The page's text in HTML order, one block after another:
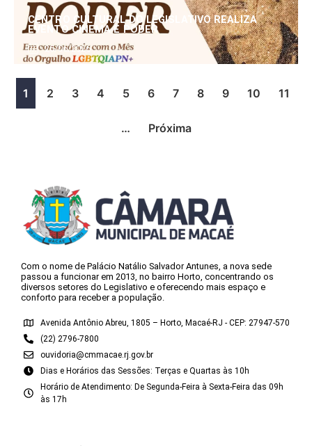
CENTRO CULTURAL DO LEGISLATIVO REALIZA
EVENTO CINEMA E PODER
25/06/2026
1 2 3 4 5 6 7 8 9 10 11
… Próxima
Com o nome de Palácio Natálio Salvador Antunes, a nova sede
passou a funcionar em 2013, no bairro Horto, concentrando os
diversos setores do Legislativo e oferecendo mais espaço e
conforto para receber a população.
Avenida Antônio Abreu, 1805 – Horto, Macaé-RJ - CEP: 27947-570
(22) 2796-7800
ouvidoria@cmmacae.rj.gov.br
Dias e Horários das Sessões: Terças e Quartas às 10h
Horário de Atendimento: De Segunda-Feira à Sexta-Feira das 09h
às 17h